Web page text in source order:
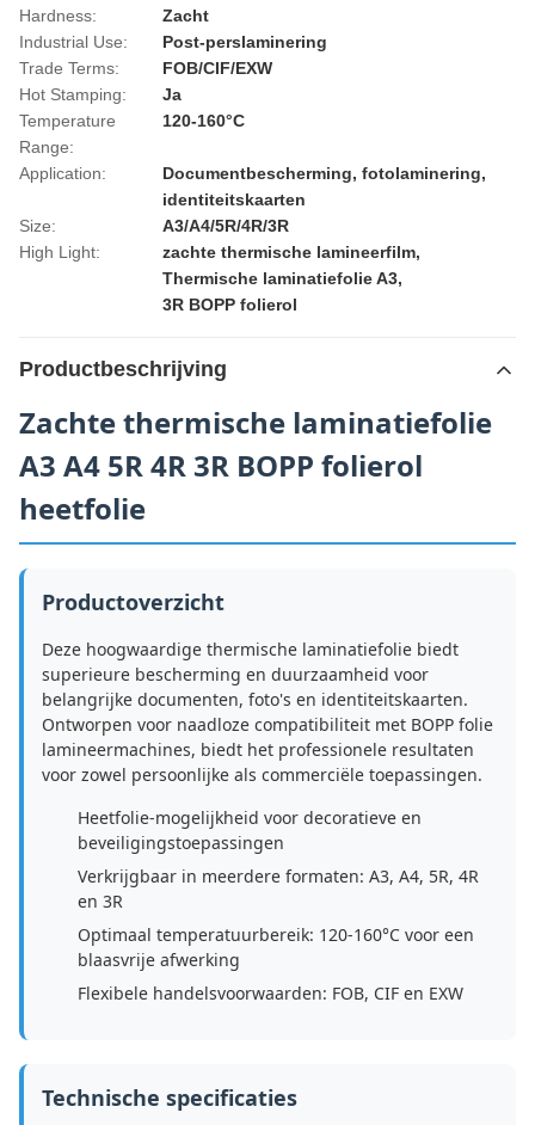
Hardness:
Zacht
Industrial Use:
Post-perslaminering
Trade Terms:
FOB/CIF/EXW
Hot Stamping:
Ja
Temperature
Range:
120-160°C
Application:
Documentbescherming, fotolaminering,
identiteitskaarten
Size:
A3/A4/5R/4R/3R
High Light:
zachte thermische lamineerfilm,
Thermische laminatiefolie A3,
3R BOPP folierol
Productbeschrijving
Zachte thermische laminatiefolie
A3 A4 5R 4R 3R BOPP folierol
heetfolie
Productoverzicht
Deze hoogwaardige thermische laminatiefolie biedt
superieure bescherming en duurzaamheid voor
belangrijke documenten, foto's en identiteitskaarten.
Ontworpen voor naadloze compatibiliteit met BOPP folie
lamineermachines, biedt het professionele resultaten
voor zowel persoonlijke als commerciële toepassingen.
Heetfolie-mogelijkheid voor decoratieve en
beveiligingstoepassingen
Verkrijgbaar in meerdere formaten: A3, A4, 5R, 4R
en 3R
Optimaal temperatuurbereik: 120-160°C voor een
blaasvrije afwerking
Flexibele handelsvoorwaarden: FOB, CIF en EXW
Technische specificaties